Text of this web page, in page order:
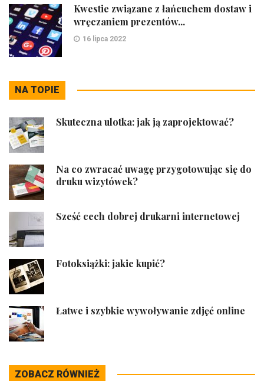
Kwestie związane z łańcuchem dostaw i
wręczaniem prezentów...
16 lipca 2022
NA TOPIE
Skuteczna ulotka: jak ją zaprojektować?
Na co zwracać uwagę przygotowując się do
druku wizytówek?
Sześć cech dobrej drukarni internetowej
Fotoksiążki: jakie kupić?
Łatwe i szybkie wywoływanie zdjęć online
ZOBACZ RÓWNIEŻ